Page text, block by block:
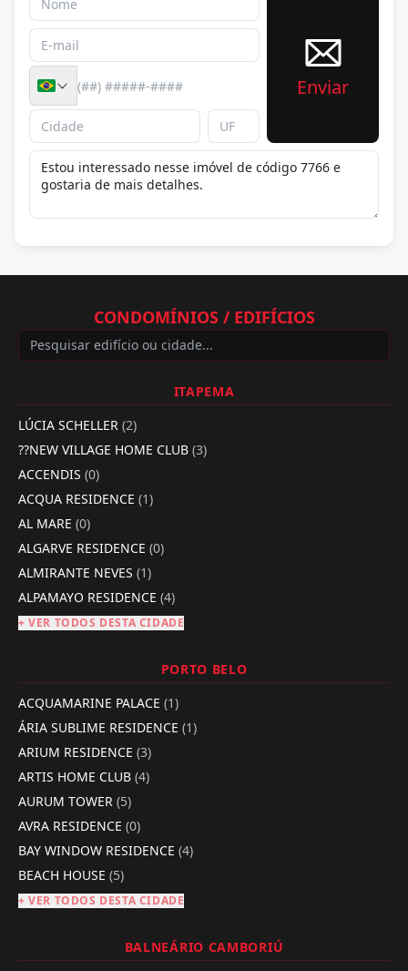
Enviar
CONDOMÍNIOS / EDIFÍCIOS
ITAPEMA
LÚCIA SCHELLER (2)
??NEW VILLAGE HOME CLUB (3)
ACCENDIS (0)
ACQUA RESIDENCE (1)
AL MARE (0)
ALGARVE RESIDENCE (0)
ALMIRANTE NEVES (1)
ALPAMAYO RESIDENCE (4)
+ VER TODOS DESTA CIDADE
PORTO BELO
ACQUAMARINE PALACE (1)
ÁRIA SUBLIME RESIDENCE (1)
ARIUM RESIDENCE (3)
ARTIS HOME CLUB (4)
AURUM TOWER (5)
AVRA RESIDENCE (0)
BAY WINDOW RESIDENCE (4)
BEACH HOUSE (5)
+ VER TODOS DESTA CIDADE
BALNEÁRIO CAMBORIÚ